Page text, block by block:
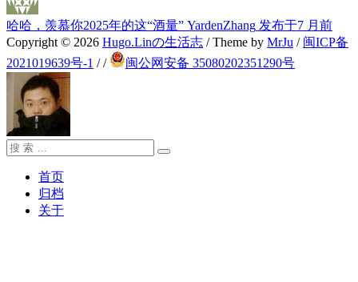
哈哈，羡慕你2025年的这“酒量” YardenZhang 发布于7 月前
Copyright © 2026 Hugo.Linの生活志 / Theme by MrJu / 闽ICP备
2021019639号-1 // 闽公网安备 35080202351290号
搜
搜
首页
归档
关于